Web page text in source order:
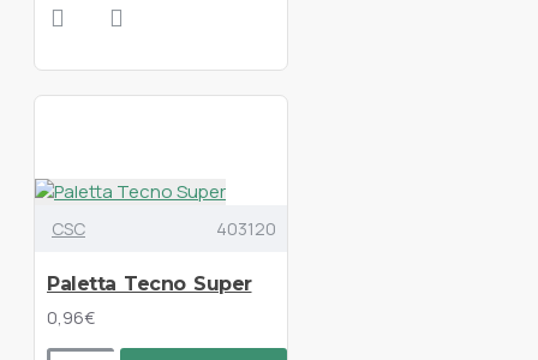
CSC 403120
Paletta Tecno Super
0,96€